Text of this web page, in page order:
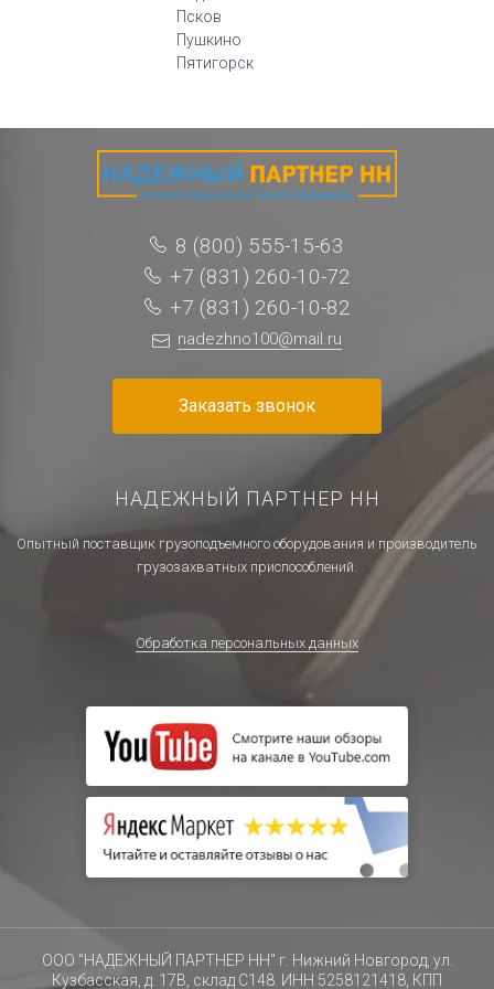
Псков
Пушкино
Пятигорск
8 (800) 555-15-63
+7 (831) 260-10-72
+7 (831) 260-10-82
nadezhno100@mail.ru
Заказать звонок
НАДЕЖНЫЙ ПАРТНЕР НН
Опытный поставщик грузоподъемного оборудования и производитель
грузозахватных приспособлений.
Обработка персональных данных
ООО "НАДЕЖНЫЙ ПАРТНЕР НН" г. Нижний Новгород, ул.
Кузбасская, д. 17В, склад С148. ИНН 5258121418, КПП